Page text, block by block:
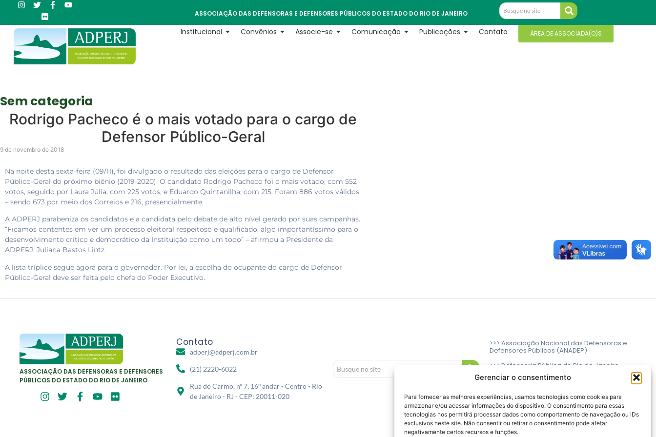
Gerenciar o consentimento
Para fornecer as melhores experiências, usamos tecnologias como cookies para
armazenar e/ou acessar informações do dispositivo. O consentimento para essas
tecnologias nos permitirá processar dados como comportamento de navegação ou IDs
exclusivos neste site. Não consentir ou retirar o consentimento pode afetar
negativamente certos recursos e funções.
ASSOCIAÇÃO DAS DEFENSORAS E DEFENSORES PÚBLICOS DO ESTADO DO RIO DE JANEIRO
Institucional Convênios Associe-se Comunicação Publicações Contato ÁREA DE ASSOCIADA(O)S
Sem categoria
Rodrigo Pacheco é o mais votado para o cargo de
Defensor Público-Geral
9 de novembro de 2018
Na noite desta sexta-feira (09/11), foi divulgado o resultado das eleições para o cargo de Defensor
Público-Geral do próximo biênio (2019-2020). O candidato Rodrigo Pacheco foi o mais votado, com 552
votos, seguido por Laura Júlia, com 225 votos, e Eduardo Quintanilha, com 215. Foram 886 votos válidos
– sendo 673 por meio dos Correios e 216, presencialmente.
A ADPERJ parabeniza os candidatos e a candidata pelo debate de alto nível gerado por suas campanhas.
“Ficamos contentes em ver um processo eleitoral respeitoso e qualificado, algo importantíssimo para o
desenvolvimento crítico e democrático da Instituição como um todo” – afirmou a Presidente da
ADPERJ, Juliana Bastos Lintz.
A lista tríplice segue agora para o governador. Por lei, a escolha do ocupante do cargo de Defensor
Público-Geral deve ser feita pelo chefe do Poder Executivo.
ASSOCIAÇÃO DAS DEFENSORAS E DEFENSORES
PÚBLICOS DO ESTADO DO RIO DE JANEIRO
Contato
adperj@adperj.com.br
(21) 2220-6022
Rua do Carmo, nº 7, 16º andar - Centro - Rio
de Janeiro - RJ - CEP: 20011-020
>>> Associação Nacional das Defensoras e
Defensores Públicos (ANADEP)
>>> Defensoria Pública do Rio de Janeiro
>>> Caixa de Assistência aos Membros da
Janeiro (CAMARJ)